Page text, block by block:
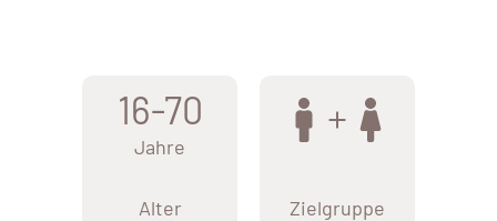
16-70
Jahre
Alter Zielgruppe